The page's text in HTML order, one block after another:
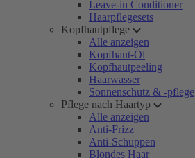
Leave-in Conditioner
Haarpflegesets
Kopfhautpflege
Alle anzeigen
Kopfhaut-Öl
Kopfhautpeeling
Haarwasser
Sonnenschutz & -pflege
Pflege nach Haartyp
Alle anzeigen
Anti-Frizz
Anti-Schuppen
Blondes Haar